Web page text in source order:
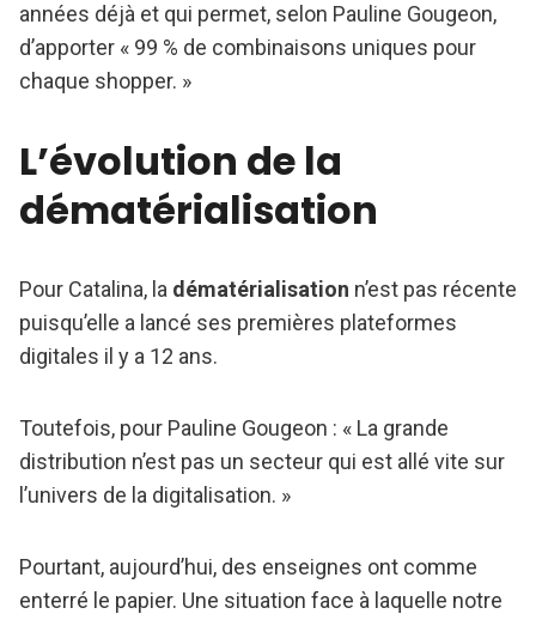
années déjà et qui permet, selon Pauline Gougeon,
d’apporter « 99 % de combinaisons uniques pour
chaque shopper. »
L’évolution de la
dématérialisation
Pour Catalina, la dématérialisation n’est pas récente
puisqu’elle a lancé ses premières plateformes
digitales il y a 12 ans.
Toutefois, pour Pauline Gougeon : « La grande
distribution n’est pas un secteur qui est allé vite sur
l’univers de la digitalisation. »
Pourtant, aujourd’hui, des enseignes ont comme
enterré le papier. Une situation face à laquelle notre